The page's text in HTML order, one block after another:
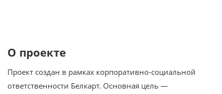
О проекте
Проект создан в рамках корпоративно-социальной
ответственности Белкарт. Основная цель —